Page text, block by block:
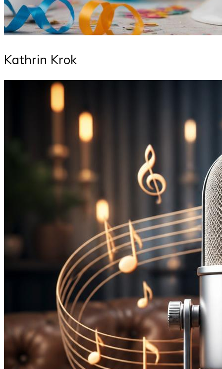
Kathrin Krok